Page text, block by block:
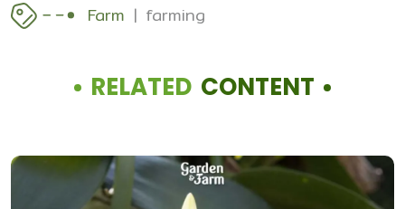
Farm farming
RELATED CONTENT